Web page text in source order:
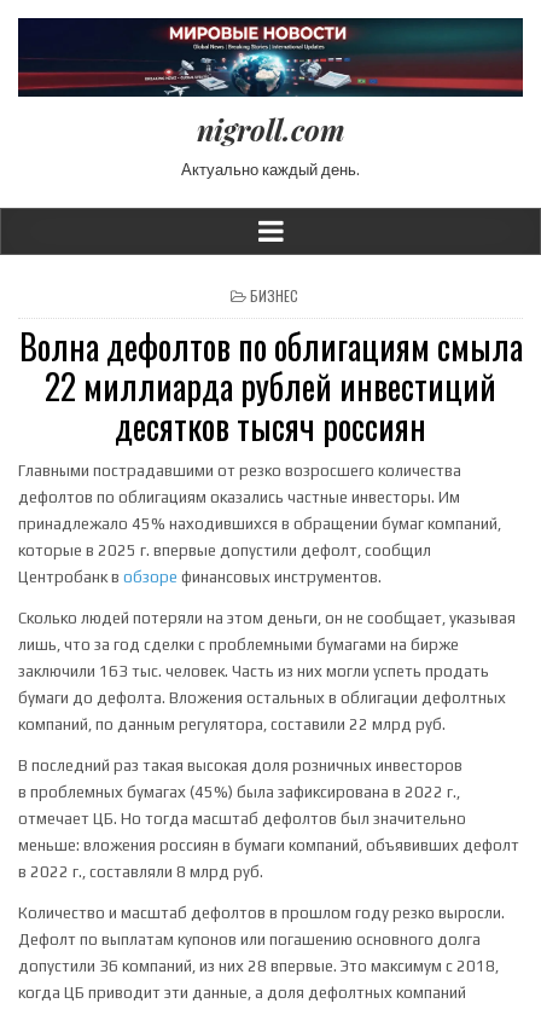
nigroll.com
Актуально каждый день.
POSTED IN
БИЗНЕС
Волна дефолтов по облигациям смыла
22 миллиарда рублей инвестиций
десятков тысяч россиян
Главными пострадавшими от резко возросшего количества
дефолтов по облигациям оказались частные инвесторы. Им
принадлежало 45% находившихся в обращении бумаг компаний,
которые в 2025 г. впервые допустили дефолт, сообщил
Центробанк в обзоре финансовых инструментов.
Сколько людей потеряли на этом деньги, он не сообщает, указывая
лишь, что за год сделки с проблемными бумагами на бирже
заключили 163 тыс. человек. Часть из них могли успеть продать
бумаги до дефолта. Вложения остальных в облигации дефолтных
компаний, по данным регулятора, составили 22 млрд руб.
В последний раз такая высокая доля розничных инвесторов
в проблемных бумагах (45%) была зафиксирована в 2022 г.,
отмечает ЦБ. Но тогда масштаб дефолтов был значительно
меньше: вложения россиян в бумаги компаний, объявивших дефолт
в 2022 г., составляли 8 млрд руб.
Количество и масштаб дефолтов в прошлом году резко выросли.
Дефолт по выплатам купонов или погашению основного долга
допустили 36 компаний, из них 28 впервые. Это максимум с 2018,
когда ЦБ приводит эти данные, а доля дефолтных компаний